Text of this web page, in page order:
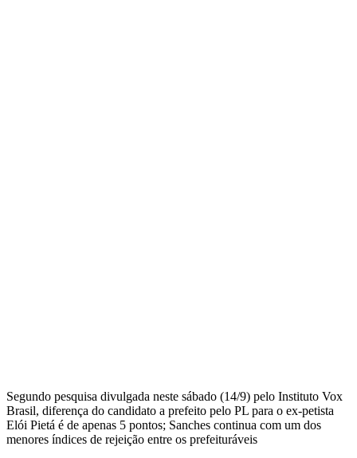
Segundo pesquisa divulgada neste sábado (14/9) pelo Instituto Vox
Brasil, diferença do candidato a prefeito pelo PL para o ex-petista
Elói Pietá é de apenas 5 pontos; Sanches continua com um dos
menores índices de rejeição entre os prefeituráveis